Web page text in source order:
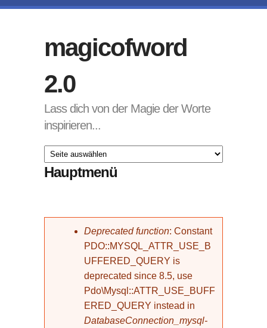
magicofword
2.0
Lass dich von der Magie der Worte
inspirieren...
Hauptmenü
Fehlermeldung
Deprecated function: Constant
PDO::MYSQL_ATTR_USE_B
UFFERED_QUERY is
deprecated since 8.5, use
Pdo\Mysql::ATTR_USE_BUFF
ERED_QUERY instead in
DatabaseConnection_mysql-